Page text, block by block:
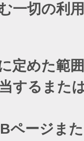
一切の利
定めた範
するまた
ページま